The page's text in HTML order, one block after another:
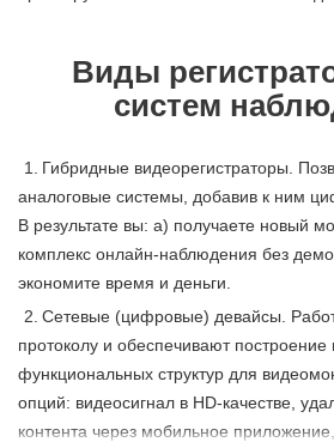
Виды
систем
Гибридные видеорегистраторы.
аналоговые системы, добавив к ним
В результате вы: а) получаете новый
комплекс онлайн-наблюдения без
экономите время и деньги.
Сетевые (цифровые) девайсы.
протоколу и обеспечивают
функциональных структур для
опций: видеосигнал в HD-качестве,
контента через мобильное